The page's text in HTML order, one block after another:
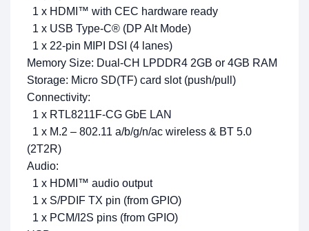
1 x HDMI™ with CEC hardware ready
1 x USB Type-C® (DP Alt Mode)
1 x 22-pin MIPI DSI (4 lanes)
Memory Size: Dual-CH LPDDR4 2GB or 4GB RAM
Storage: Micro SD(TF) card slot (push/pull)
Connectivity:
1 x RTL8211F-CG GbE LAN
1 x M.2 – 802.11 a/b/g/n/ac wireless & BT 5.0
(2T2R)
Audio:
1 x HDMI™ audio output
1 x S/PDIF TX pin (from GPIO)
1 x PCM/I2S pins (from GPIO)